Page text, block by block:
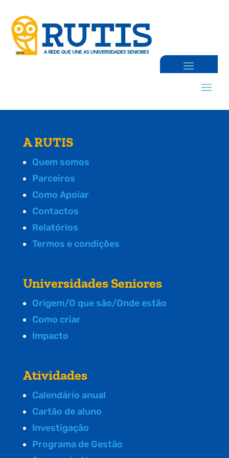
A RUTIS
Quem somos
Parceiros
Como Apoiar
Contactos
Relatórios
Termos e condições
Universidades Seniores
Origem/O que são/Onde estão
Como criar
Impacto
Atividades
Calendário anual
Cartão de aluno
Investigação
Programa de Gestão